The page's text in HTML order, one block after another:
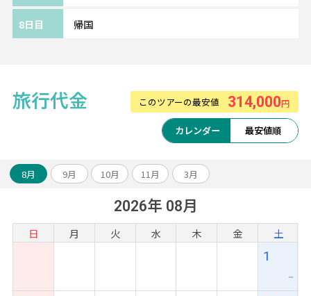
8日目 帰国
旅行代金 このツアーの最安値 314,000円
カレンダー 最安値順
8月 9月 10月 11月 3月
2026年 08月
日 月 火 水 木 金 土
1
ー